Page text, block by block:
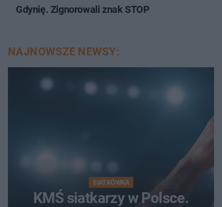
Gdynię. Zignorowali znak STOP
NAJNOWSZE NEWSY:
SIATKÓWKA
KMŚ siatkarzy w Polsce.